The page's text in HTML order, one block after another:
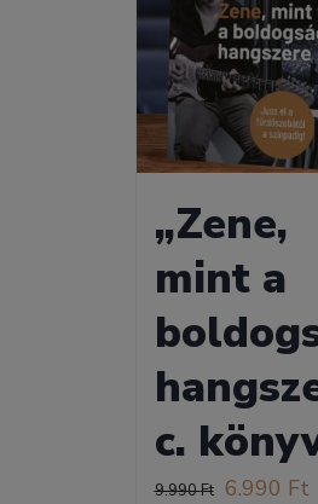
„Zene,
mint a
c.
9.990Ft Original
6.990 Ft